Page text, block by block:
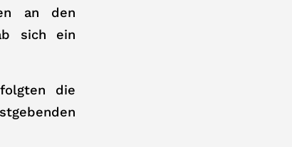
an den
sich ein
die